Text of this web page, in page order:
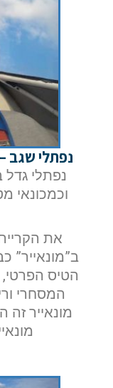
נפתלי שגב
נפתלי גדל
וכמכונאי
את
ב”מונאייר”
הטיס הפרטי,
המסחרי
מונאייר